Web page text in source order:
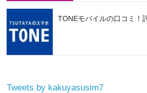
TONEモバイルの口コミ！
Tweets by kakuyasusim7